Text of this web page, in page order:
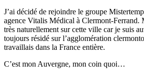
J’ai décidé de rejoindre le groupe
agence Vitalis Médical à Clermont-Ferrand.
très naturellement sur cette ville car je suis
toujours résidé sur l’agglomération
travaillais dans la France entière.
C’est mon Auvergne, mon coin quoi…